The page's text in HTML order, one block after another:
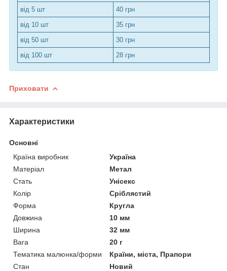
від 5 шт
40 грн
від 10 шт
35 грн
від 50 шт
30 грн
від 100 шт
28 грн
Приховати
Характеристики
Основні
Країна виробник
Україна
Матеріал
Метал
Стать
Унісекс
Колір
Сріблястий
Форма
Кругла
Довжина
10 мм
Ширина
32 мм
Вага
20 г
Тематика малюнка/форми
Країни, міста, Прапори
Стан
Новий